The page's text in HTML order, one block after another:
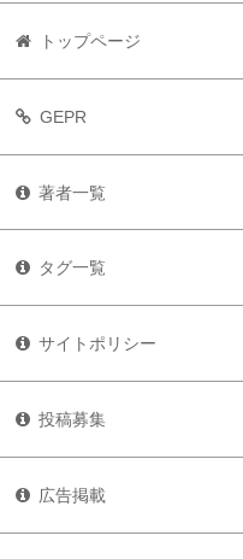
トップページ
GEPR
著者一覧
タグ一覧
サイトポリシー
投稿募集
広告掲載